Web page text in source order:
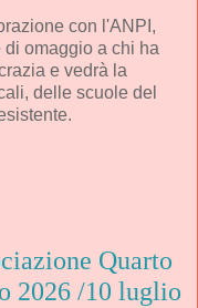
con l'ANPI,
omaggio a chi ha
e vedrà la
delle scuole del
Quarto
2026 /10 luglio